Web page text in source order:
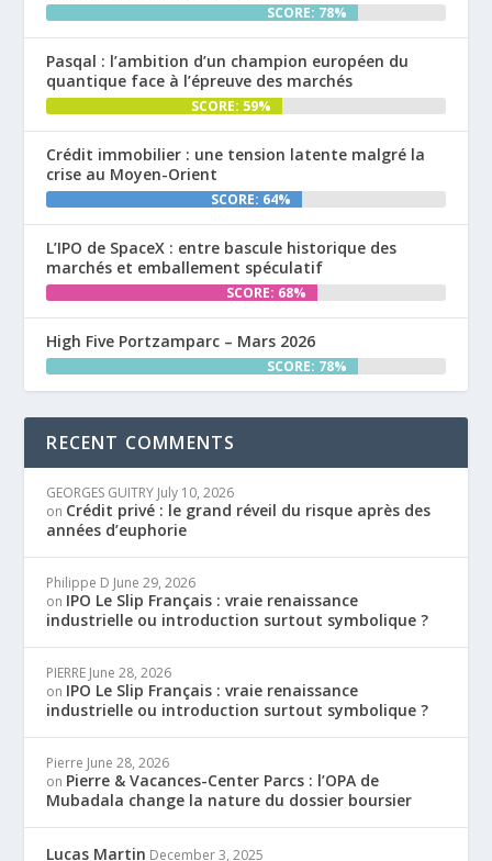
SCORE: 78%
Pasqal : l’ambition d’un champion européen du
quantique face à l’épreuve des marchés
SCORE: 59%
Crédit immobilier : une tension latente malgré la
crise au Moyen-Orient
SCORE: 64%
L’IPO de SpaceX : entre bascule historique des
marchés et emballement spéculatif
SCORE: 68%
High Five Portzamparc – Mars 2026
SCORE: 78%
RECENT COMMENTS
GEORGES GUITRY July 10, 2026
on Crédit privé : le grand réveil du risque après des
années d’euphorie
Philippe D June 29, 2026
on IPO Le Slip Français : vraie renaissance
industrielle ou introduction surtout symbolique ?
PIERRE June 28, 2026
on IPO Le Slip Français : vraie renaissance
industrielle ou introduction surtout symbolique ?
Pierre June 28, 2026
on Pierre & Vacances-Center Parcs : l’OPA de
Mubadala change la nature du dossier boursier
Lucas Martin December 3, 2025